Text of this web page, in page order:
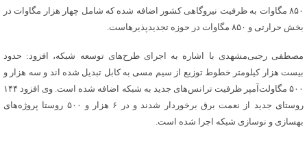
۸۵۰ مگاوات به ظرفیت نیروگاهی کشور اضافه شده که شامل چهار هزار مگاوات در
بخش حرارتی و ۸۵۰ مگاوات در حوزه تجدیدپذیرهاست.
مصطفی رجبی‌مشهدی با اشاره به اجرای طرح‌های توسعه شبکه، افزود: حدود
بیست هزار کیلومتر خطوط توزیع از سیم مسی به کابل تبدیل شده اند و سه هزار و
۵۰۰ مگاولت‌آمپر ظرفیت ترانس‌های جدید به شبکه اضافه شده است. وی افزود ۱۴۴
روستای جدید از نعمت برق برخوردار شدند و در ۶ هزار و ۵۰۰ روستا پروژه‌های
بهسازی و نوسازی شبکه اجرا شده است.